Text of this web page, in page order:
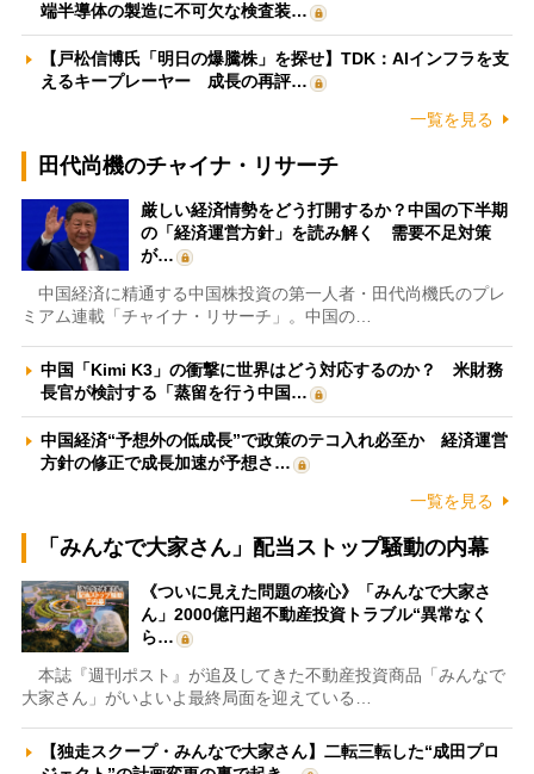
端半導体の製造に不可欠な検査装…
【戸松信博氏「明日の爆騰株」を探せ】TDK：AIインフラを支
えるキープレーヤー 成長の再評…
一覧を見る
田代尚機のチャイナ・リサーチ
厳しい経済情勢をどう打開するか？中国の下半期
の「経済運営方針」を読み解く 需要不足対策
が…
中国経済に精通する中国株投資の第一人者・田代尚機氏のプレ
ミアム連載「チャイナ・リサーチ」。中国の…
中国「Kimi K3」の衝撃に世界はどう対応するのか？ 米財務
長官が検討する「蒸留を行う中国…
中国経済“予想外の低成長”で政策のテコ入れ必至か 経済運営
方針の修正で成長加速が予想さ…
一覧を見る
「みんなで大家さん」配当ストップ騒動の内幕
《ついに見えた問題の核心》「みんなで大家さ
ん」2000億円超不動産投資トラブル“異常なく
ら…
本誌『週刊ポスト』が追及してきた不動産投資商品「みんなで
大家さん」がいよいよ最終局面を迎えている…
【独走スクープ・みんなで大家さん】二転三転した“成田プロ